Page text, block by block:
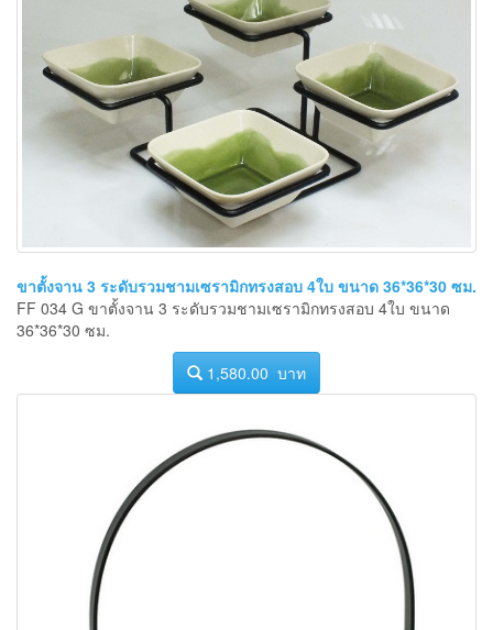
ขาตั้งจาน 3 ระดับรวมชามเซรามิกทรงสอบ 4ใบ ขนาด 36*36*30 ซม.
FF 034 G ขาตั้งจาน 3 ระดับรวมชามเซรามิกทรงสอบ 4ใบ ขนาด
36*36*30 ซม.
1,580.00 บาท